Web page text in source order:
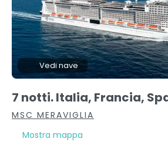
Vedi nave
7 notti. Italia, Francia,
MSC MERAVIGLIA
Mostra mappa